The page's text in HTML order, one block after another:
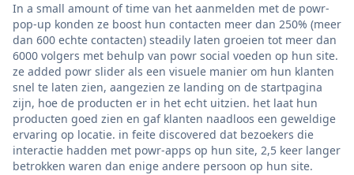
In a small amount of time van het aanmelden met de powr-
pop-up konden ze boost hun contacten meer dan 250% (meer
dan 600 echte contacten) steadily laten groeien tot meer dan
6000 volgers met behulp van powr social voeden op hun site.
ze added powr slider als een visuele manier om hun klanten
snel te laten zien, aangezien ze landing on de startpagina
zijn, hoe de producten er in het echt uitzien. het laat hun
producten goed zien en gaf klanten naadloos een geweldige
ervaring op locatie. in feite discovered dat bezoekers die
interactie hadden met powr-apps op hun site, 2,5 keer langer
betrokken waren dan enige andere persoon op hun site.